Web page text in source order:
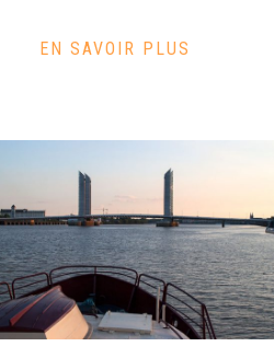
EN SAVOIR PLUS